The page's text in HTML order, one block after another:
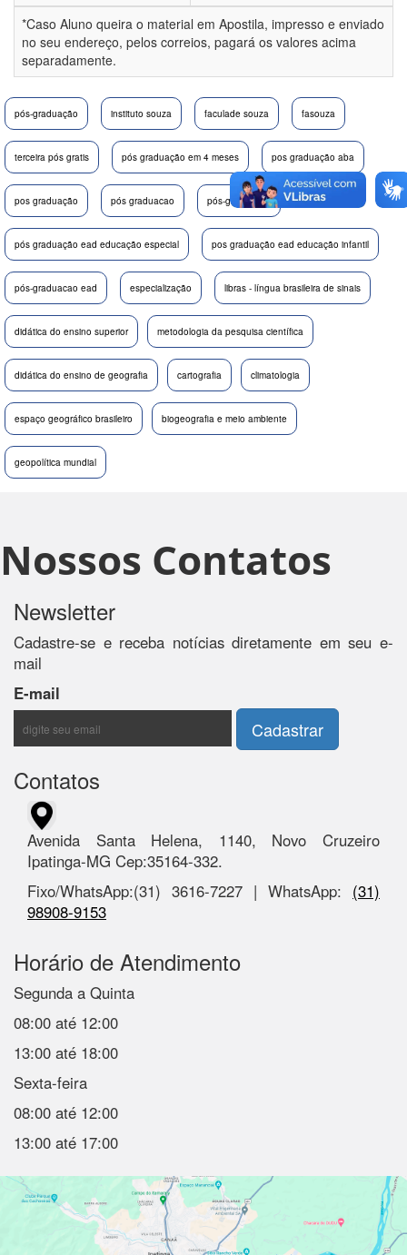
*Caso Aluno queira o material em Apostila, impresso e enviado
no seu endereço, pelos correios, pagará os valores acima
separadamente.
pós-graduação instituto souza faculade souza fasouza
terceira pós gratis pós graduação em 4 meses pos graduação aba
pos graduação pós graduacao pós-graduação
pós graduação ead educação especial pos graduação ead educação infantil
pós-graduacao ead especialização libras - língua brasileira de sinais
didática do ensino superior metodologia da pesquisa científica
didática do ensino de geografia cartografia climatologia
espaço geográfico brasileiro biogeografia e meio ambiente
geopolítica mundial
Nossos Contatos
Newsletter
Cadastre-se e receba notícias diretamente em seu e-
mail
E-mail
Contatos
Avenida Santa Helena, 1140, Novo Cruzeiro
Ipatinga-MG Cep:35164-332.
Fixo/WhatsApp:(31) 3616-7227 | WhatsApp: (31)
98908-9153
Horário de Atendimento
Segunda a Quinta
08:00 até 12:00
13:00 até 18:00
Sexta-feira
08:00 até 12:00
13:00 até 17:00